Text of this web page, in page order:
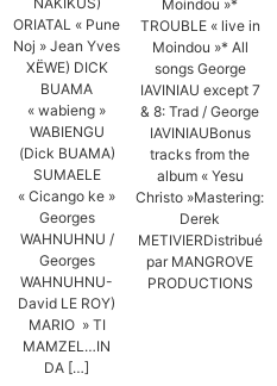
ORIATAL « Pune
Noj » Jean Yves
XËWE) DICK
BUAMA
« wabieng »
WABIENGU
(Dick BUAMA)
SUMAELE
« Cicango ke »
Georges
WAHNUHNU /
Georges
WAHNUHNU-
David LE ROY)
MARIO » TI
MAMZEL…IN
DA […]
Moindou »*
TROUBLE « live in
Moindou »* All
songs George
IAVINIAU except 7
& 8: Trad / George
IAVINIAUBonus
tracks from the
album « Yesu
Christo »Mastering:
Derek
METIVIERDistribué
par MANGROVE
PRODUCTIONS